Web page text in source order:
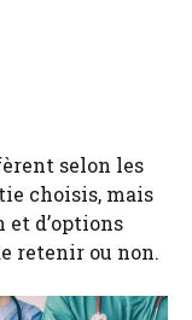
selon les
choisis, mais
et d’options
retenir ou non.